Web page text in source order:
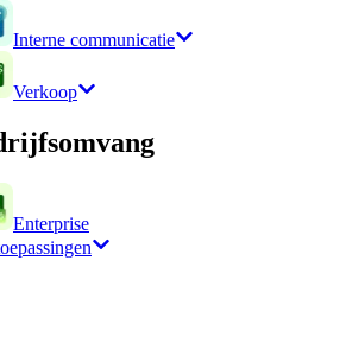
Interne communicatie
Verkoop
Enterprise